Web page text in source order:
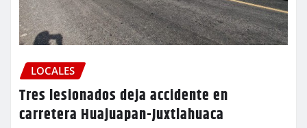
LOCALES
Tres lesionados deja accidente en
carretera Huajuapan-Juxtlahuaca